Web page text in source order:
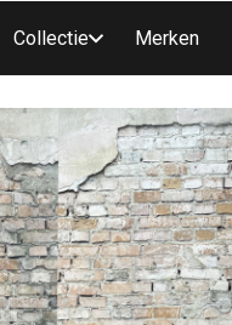
Collectie Merken